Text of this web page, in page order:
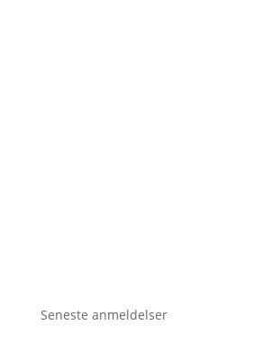
Seneste anmeldelser